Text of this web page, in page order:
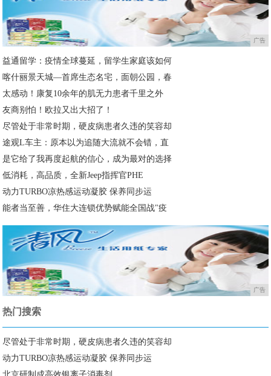
广告
益通留学：疫情全球蔓延，留学生家庭该如何
喀什丽景天城—首席生态名宅，面朝公园，春
太感动！康复10余年的肌无力患者千里之外
友商别怕！欧拉又出大招了！
尽管处于非常时期，硬皮病患者久违的笑容却
途观L车主：原本以为追随大流就不会错，直
是它给了我再度起航的信心，成为最对的选择
低消耗，高品质，全新Jeep指挥官PHE
动力TURBO凉热感运动凝胶 保养同步运
能者当至善，华住大连锁优势赋能全国战"疫
广告
热门搜索
尽管处于非常时期，硬皮病患者久违的笑容却
动力TURBO凉热感运动凝胶 保养同步运